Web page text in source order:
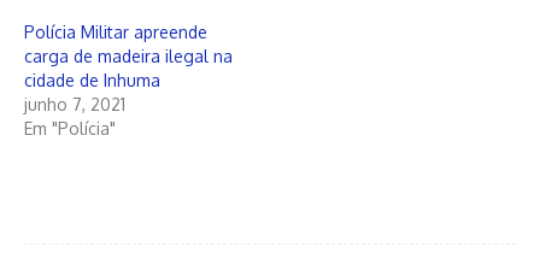
Polícia Militar apreende
carga de madeira ilegal na
cidade de Inhuma
junho 7, 2021
Em "Polícia"